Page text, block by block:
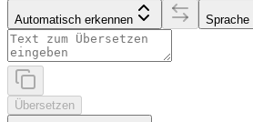
Automatisch erkennen Sprache
Übersetzen